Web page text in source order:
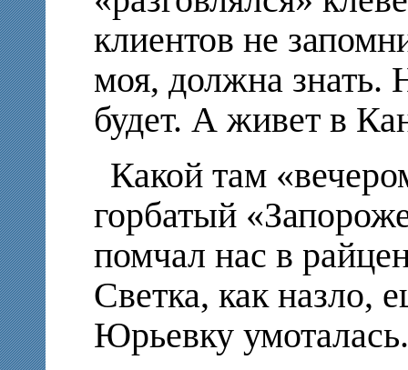
клиентов не
моя, должна знать.
будет. А живет в
Какой там
горбатый
помчал нас в
Светка, как назло,
Юрьевку